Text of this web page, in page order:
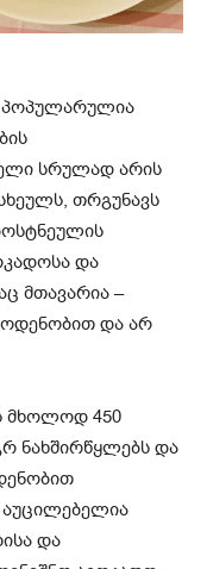
პოპულარულია
სრულად არის
თრგუნავს
და
მთავარია –
და არ
მხოლოდ 450
ნახშირწყლებს და
აუცილებელია
და